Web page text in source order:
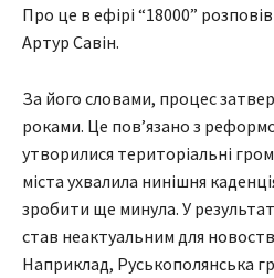
Про це в ефірі “18000”
Артур Савін.
За його словами, процес
роками. Це пов’язано з
утворилися територіальні
міста ухвалила нинішня
зробити ще минула. У
став неактуальним для
Наприклад, Руськополянська